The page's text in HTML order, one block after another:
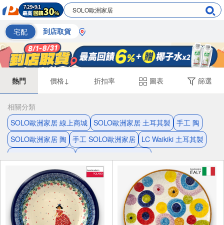
宅配 到店取貨
熱門 價格↓ 折扣率 圖表 篩選
相關分類
SOLO歐洲家居 線上商城 SOLO歐洲家居 土耳其製
手工 陶
SOLO歐洲家居 陶
手工 SOLO歐洲家居
LC Waikiki 土耳其製
SOLO歐洲家居 土耳其
手工 波蘭陶